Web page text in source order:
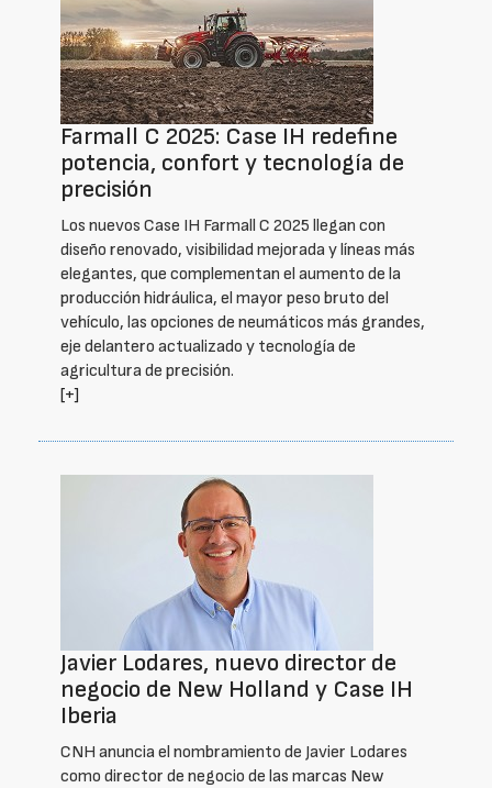
Farmall C 2025: Case IH redefine
potencia, confort y tecnología de
precisión
Los nuevos Case IH Farmall C 2025 llegan con
diseño renovado, visibilidad mejorada y líneas más
elegantes, que complementan el aumento de la
producción hidráulica, el mayor peso bruto del
vehículo, las opciones de neumáticos más grandes,
eje delantero actualizado y tecnología de
agricultura de precisión.
[+]
Javier Lodares, nuevo director de
negocio de New Holland y Case IH
Iberia
CNH anuncia el nombramiento de Javier Lodares
como director de negocio de las marcas New